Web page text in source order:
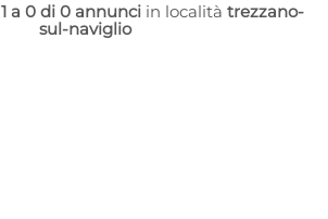
1 a 0 di 0 annunciin località trezzano-
sul-naviglio